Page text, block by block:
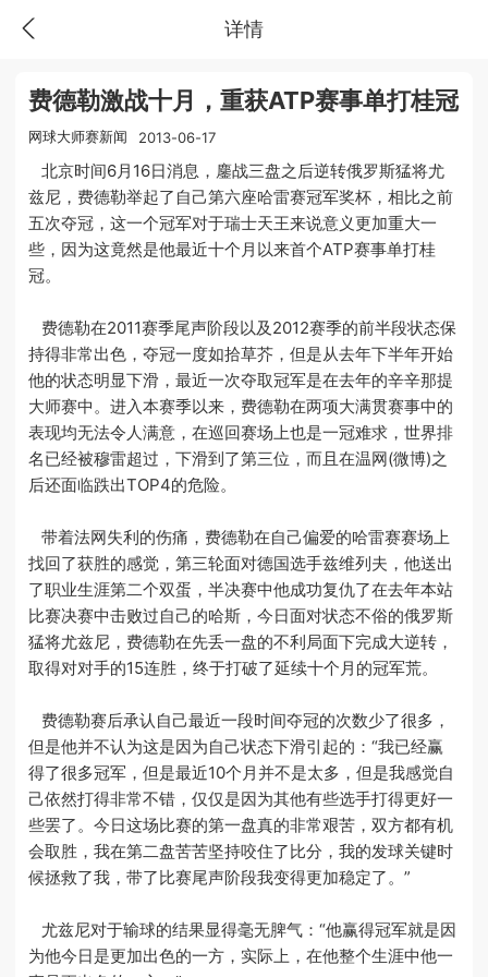
详情
费德勒激战十月，重获ATP赛事单打桂冠
网球大师赛新闻 2013-06-17
北京时间6月16日消息，鏖战三盘之后逆转俄罗斯猛将尤
兹尼，费德勒举起了自己第六座哈雷赛冠军奖杯，相比之前
五次夺冠，这一个冠军对于瑞士天王来说意义更加重大一
些，因为这竟然是他最近十个月以来首个ATP赛事单打桂
冠。
费德勒在2011赛季尾声阶段以及2012赛季的前半段状态保
持得非常出色，夺冠一度如拾草芥，但是从去年下半年开始
他的状态明显下滑，最近一次夺取冠军是在去年的辛辛那提
大师赛中。进入本赛季以来，费德勒在两项大满贯赛事中的
表现均无法令人满意，在巡回赛场上也是一冠难求，世界排
名已经被穆雷超过，下滑到了第三位，而且在温网(微博)之
后还面临跌出TOP4的危险。
带着法网失利的伤痛，费德勒在自己偏爱的哈雷赛赛场上
找回了获胜的感觉，第三轮面对德国选手兹维列夫，他送出
了职业生涯第二个双蛋，半决赛中他成功复仇了在去年本站
比赛决赛中击败过自己的哈斯，今日面对状态不俗的俄罗斯
猛将尤兹尼，费德勒在先丢一盘的不利局面下完成大逆转，
取得对对手的15连胜，终于打破了延续十个月的冠军荒。
费德勒赛后承认自己最近一段时间夺冠的次数少了很多，
但是他并不认为这是因为自己状态下滑引起的：“我已经赢
得了很多冠军，但是最近10个月并不是太多，但是我感觉自
己依然打得非常不错，仅仅是因为其他有些选手打得更好一
些罢了。今日这场比赛的第一盘真的非常艰苦，双方都有机
会取胜，我在第二盘苦苦坚持咬住了比分，我的发球关键时
候拯救了我，带了比赛尾声阶段我变得更加稳定了。”
尤兹尼对于输球的结果显得毫无脾气：“他赢得冠军就是因
为他今日是更加出色的一方，实际上，在他整个生涯中他一